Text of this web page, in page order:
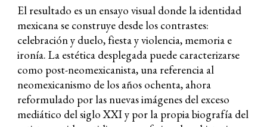
El resultado es un ensayo visual donde la identidad
mexicana se construye desde los contrastes:
celebración y duelo, fiesta y violencia, memoria e
ironía. La estética desplegada puede caracterizarse
como post-neomexicanista, una referencia al
neomexicanismo de los años ochenta, ahora
reformulado por las nuevas imágenes del exceso
mediático del siglo XXI y por la propia biografía del